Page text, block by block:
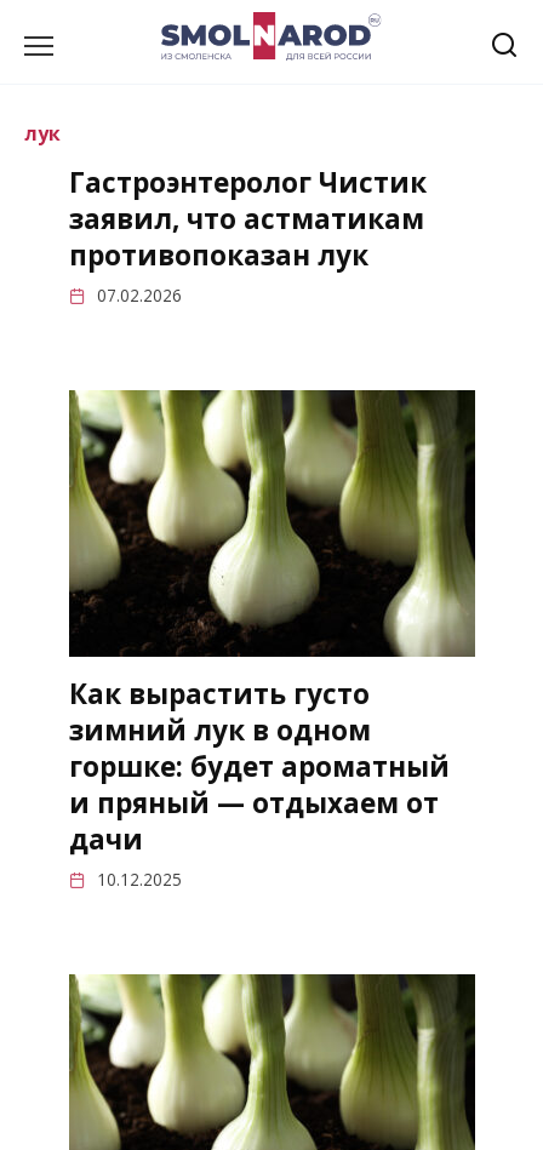
лук
Гастроэнтеролог Чистик
заявил, что астматикам
противопоказан лук
07.02.2026
Как вырастить густо
зимний лук в одном
горшке: будет ароматный
и пряный — отдыхаем от
дачи
10.12.2025